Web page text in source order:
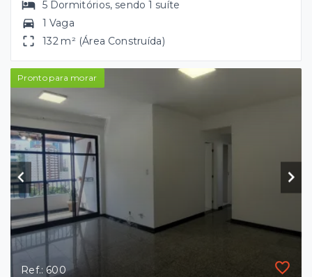
5 Dormitórios, sendo1 suíte
1 Vaga
132 m² (Área Construída)
Pronto para morar
Ref.: 600